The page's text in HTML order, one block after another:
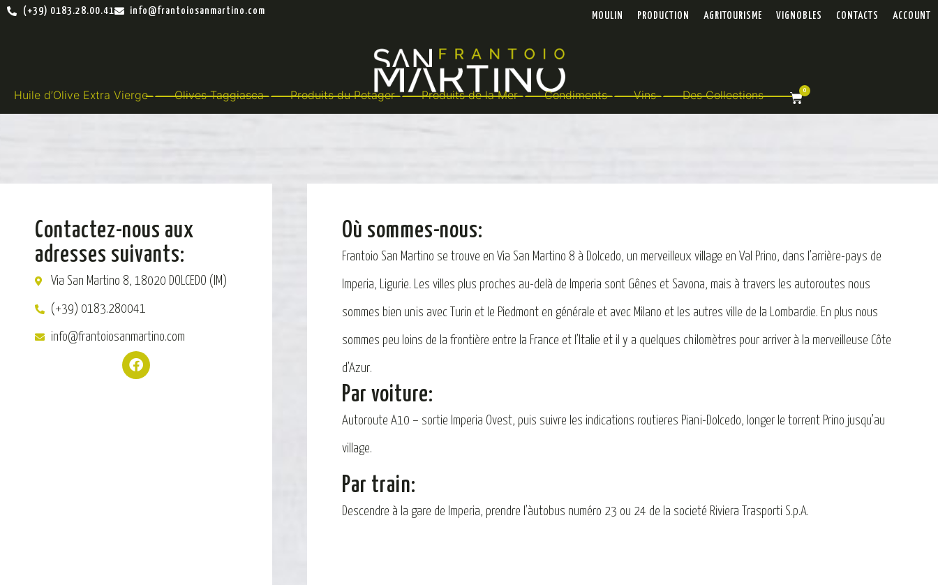
(+39) 0183.28.00.41 info@frantoiosanmartino.com MOULIN PRODUCTION AGRITOURISME VIGNOBLES CONTACTS ACCOUNT
Huile d’Olive Extra Vierge Olives Taggiasca Produits du Potager Produits de la Mer Condiments Vins Des Collections 0
Contactez-nous aux
adresses suivants:
Via San Martino 8, 18020 DOLCEDO (IM)
(+39) 0183.280041
info@frantoiosanmartino.com
Où sommes-nous:
Frantoio San Martino se trouve en Via San Martino 8 à Dolcedo, un merveilleux village en Val Prino, dans l’arrière-pays de
Imperia, Ligurie. Les villes plus proches au-delà de Imperia sont Gênes et Savona, mais à travers les autoroutes nous
sommes bien unis avec Turin et le Piedmont en générale et avec Milano et les autres ville de la Lombardie. En plus nous
sommes peu loins de la frontière entre la France et l’Italie et il y a quelques chilomètres pour arriver à la merveilleuse Côte
d’Azur.
Par voiture:
Autoroute A10 – sortie Imperia Ovest, puis suivre les indications routieres Piani-Dolcedo, longer le torrent Prino jusqu’au
village.
Par train:
Descendre à la gare de Imperia, prendre l’àutobus numéro 23 ou 24 de la societé Riviera Trasporti S.p.A.